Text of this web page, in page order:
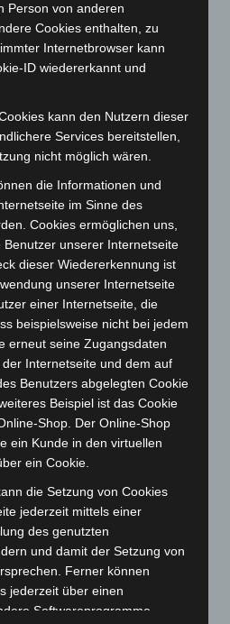
Person von anderen
Cookies enthalten, zu
Internetbrowser kann
ID wiedererkannt und
kann den Nutzern dieser
Services bereitstellen,
nicht möglich wären.
die Informationen und
im Sinne des
Cookies ermöglichen uns,
unserer Internetseite
dieser Wiedererkennung ist
unserer Internetseite
einer Internetseite, die
beispielsweise nicht bei jedem
erneut seine Zugangsdaten
Internetseite und dem auf
Benutzers abgelegten Cookie
Beispiel ist das Cookie
Shop. Der Online-Shop
ein Kunde in den virtuellen
ein Cookie.
die Setzung von Cookies
jederzeit mittels einer
des genutzten
und damit der Setzung von
Ferner können
jederzeit über einen
Softwareprogramme